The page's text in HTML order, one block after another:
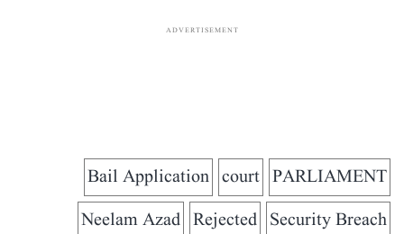
ADVERTISEMENT
PARLIAMENT
court
Bail Application
Security Breach
Rejected
Neelam Azad